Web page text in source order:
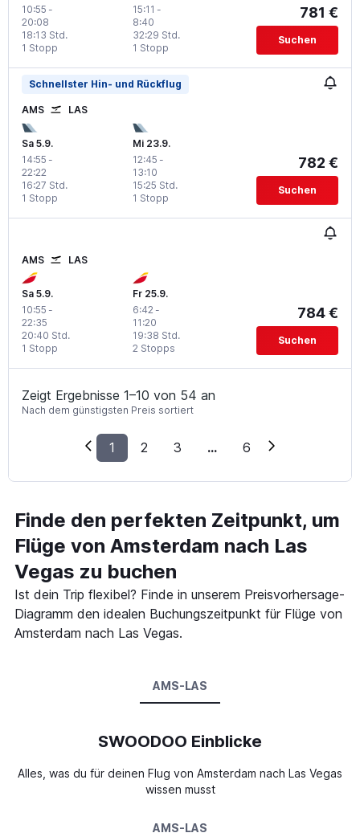
10:55 -
20:08
1 Stopp
18:13 Std.
15:11 -
8:40
1 Stopp
32:29 Std.
781 €
Suchen
Schnellster Hin- und Rückflug
AMS LAS
Sa 5.9.
14:55 -
22:22
1 Stopp
16:27 Std.
Mi 23.9.
12:45 -
13:10
1 Stopp
15:25 Std.
782 €
Suchen
AMS LAS
Sa 5.9.
10:55 -
22:35
1 Stopp
20:40 Std.
Fr 25.9.
6:42 -
11:20
2 Stopps
19:38 Std.
784 €
Suchen
Zeigt Ergebnisse 1–10 von 54 an
Nach dem günstigsten Preis sortiert
1 2 3 ... 6
Finde den perfekten Zeitpunkt, um
Flüge von Amsterdam nach Las
Vegas zu buchen
Ist dein Trip flexibel? Finde in unserem Preisvorhersage-
Diagramm den idealen Buchungszeitpunkt für Flüge von
Amsterdam nach Las Vegas.
AMS-LAS
SWOODOO Einblicke
Alles, was du für deinen Flug von Amsterdam nach Las Vegas
wissen musst
AMS-LAS